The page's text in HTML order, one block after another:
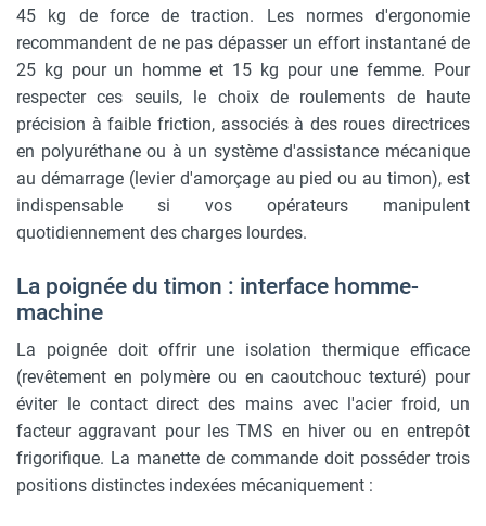
45 kg de force de traction. Les normes d'ergonomie
recommandent de ne pas dépasser un effort instantané de
25 kg pour un homme et 15 kg pour une femme. Pour
respecter ces seuils, le choix de roulements de haute
précision à faible friction, associés à des roues directrices
en polyuréthane ou à un système d'assistance mécanique
au démarrage (levier d'amorçage au pied ou au timon), est
indispensable si vos opérateurs manipulent
quotidiennement des charges lourdes.
La poignée du timon : interface homme-
machine
La poignée doit offrir une isolation thermique efficace
(revêtement en polymère ou en caoutchouc texturé) pour
éviter le contact direct des mains avec l'acier froid, un
facteur aggravant pour les TMS en hiver ou en entrepôt
frigorifique. La manette de commande doit posséder trois
positions distinctes indexées mécaniquement :